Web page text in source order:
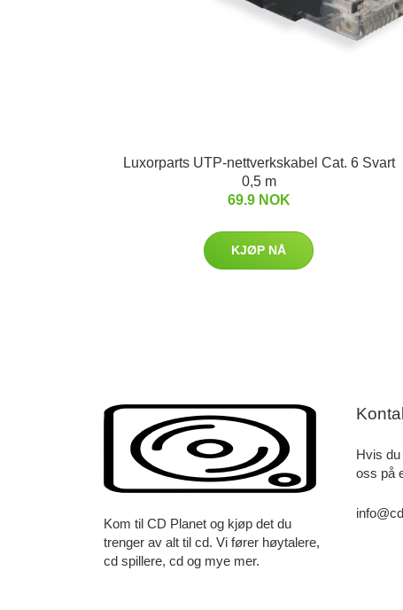
Luxorparts UTP-nettverkskabel Cat. 6 Svart
0,5 m
69.9 NOK
KJØP NÅ
Kom til CD Planet og kjøp det du
trenger av alt til cd. Vi fører høytalere,
cd spillere, cd og mye mer.
Hvis
oss på